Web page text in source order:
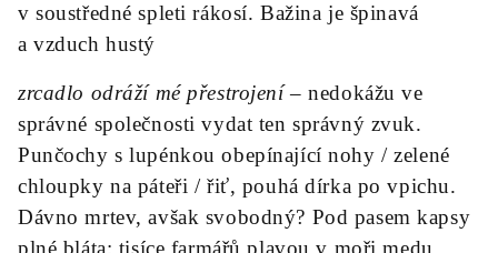
v soustředné spleti rákosí. Bažina je špinavá
a vzduch hustý
zrcadlo odráží mé přestrojení– nedokážu ve
správné společnosti vydat ten správný zvuk.
Punčochy s lupénkou obepínající nohy / zelené
chloupky na páteři / řiť, pouhá dírka po vpichu.
Dávno mrtev, avšak svobodný? Pod pasem kapsy
plné bláta; tisíce farmářůplavou v moři medu